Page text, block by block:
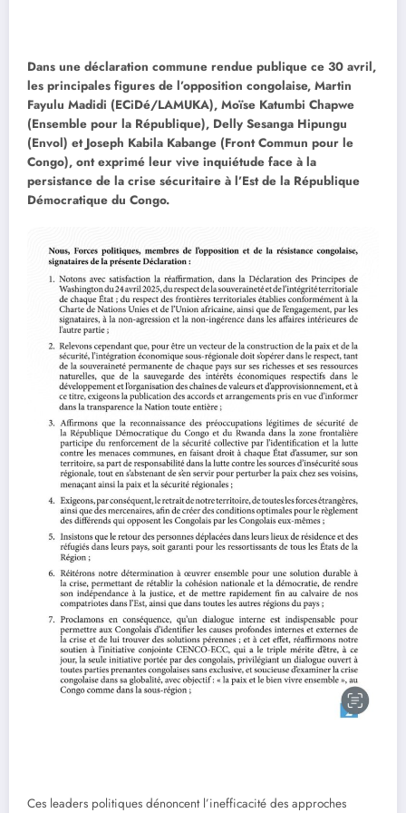
Dans une déclaration commune rendue publique ce 30 avril,
les principales figures de l’opposition congolaise, Martin
Fayulu Madidi (ECiDé/LAMUKA), Moïse Katumbi Chapwe
(Ensemble pour la République), Delly Sesanga Hipungu
(Envol) et Joseph Kabila Kabange (Front Commun pour le
Congo), ont exprimé leur vive inquiétude face à la
persistance de la crise sécuritaire à l’Est de la République
Démocratique du Congo.
Ces leaders politiques dénoncent l’inefficacité des approches